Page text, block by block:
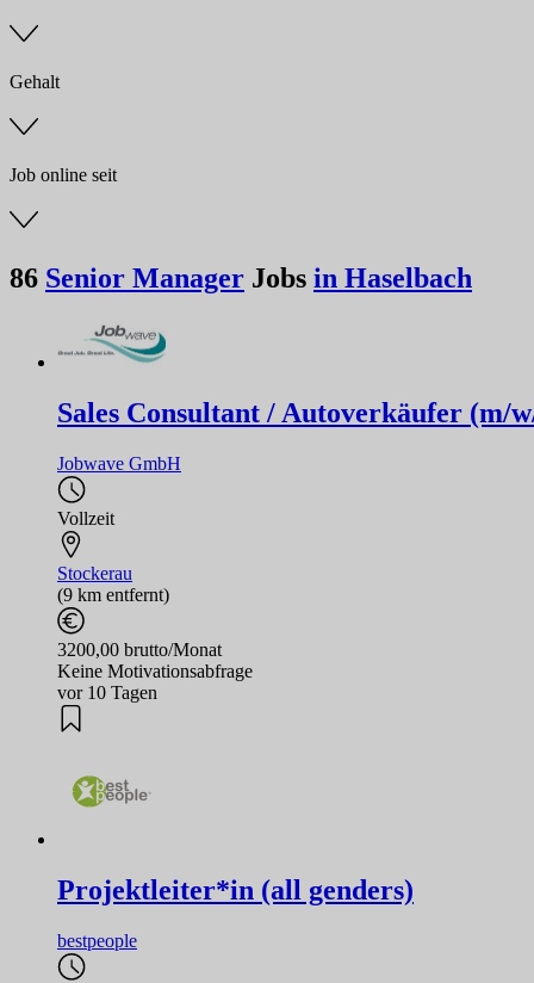
Gehalt
Job online seit
86 Senior Manager Jobs in Haselbach
Sales Consultant / Autoverkäufer (m/
Jobwave GmbH
Vollzeit
Stockerau
(9 km entfernt)
3200,00 brutto/Monat
Keine Motivationsabfrage
vor 10 Tagen
Projektleiter*in (all genders)
bestpeople